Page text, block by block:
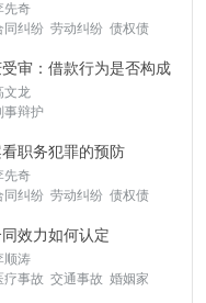
先奇
同纠纷 劳动纠纷 债权债
年顾问 私人律师
审：借款行为是否构成
文龙
事辩护
职务犯罪的预防
先奇
同纠纷 劳动纠纷 债权债
年顾问 私人律师
效力如何认定
顺涛
疗事故 交通事故 婚姻家